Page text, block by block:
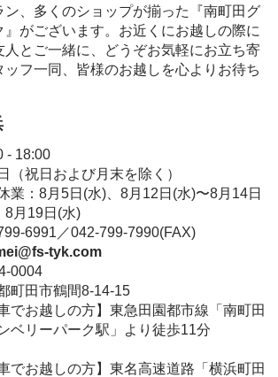
ン、多くのショップが揃った『南町田グ
』がございます。お近くにお越しの際に
人とご一緒に、どうぞお気軽にお立ち寄
ッフ一同、皆様のお越しを心よりお待ち
- 18:00
（祝日および月末を除く）
業：8月5日(水)、8月12日(水)〜8月14日
8月19日(水)
6991／042-799-7990(FAX)
tyk.com
0004
町田市鶴間8-14-15
車でお越しの方】東急田園都市線「南町田
ベリーパーク駅」より徒歩11分
車でお越しの方】東名高速道路「横浜町田